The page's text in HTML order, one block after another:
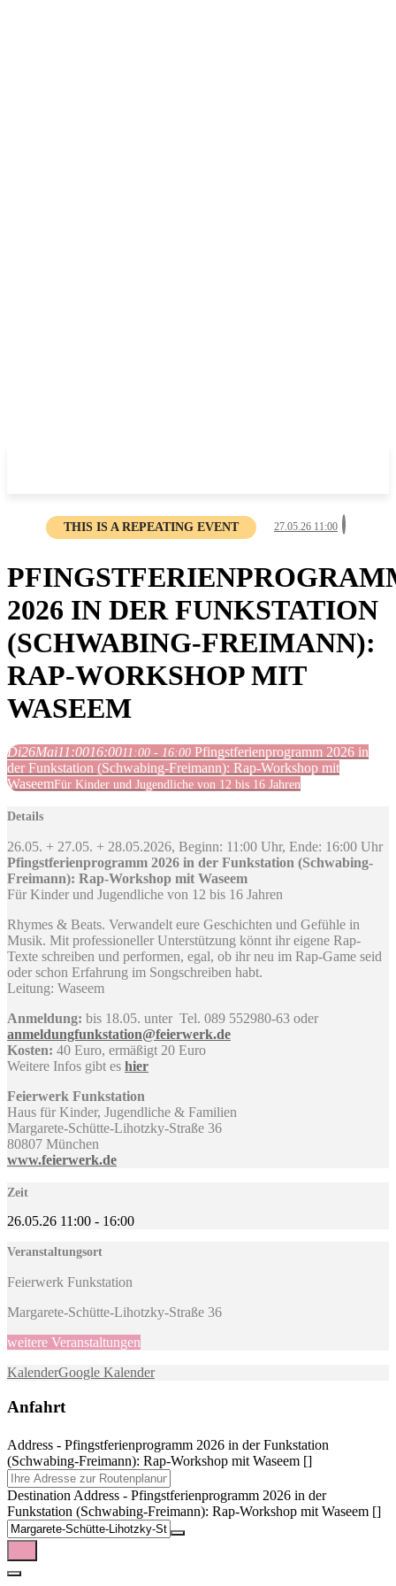
THIS IS A REPEATING EVENT 27.05.26 11:00
2026 IN DER FUNKSTATION
(SCHWABING-FREIMANN):
RAP-WORKSHOP MIT
WASEEM
Di26Mai11:0016:0011:00 - 16:00 Pfingstferienprogramm 2026 in
der Funkstation (Schwabing-Freimann): Rap-Workshop mit
WaseemFür Kinder und Jugendliche von 12 bis 16 Jahren
Details
26.05. + 27.05. + 28.05.2026, Beginn: 11:00 Uhr, Ende: 16:00 Uhr
Pfingstferienprogramm 2026 in der Funkstation (Schwabing-
Freimann): Rap-Workshop mit Waseem
Für Kinder und Jugendliche von 12 bis 16 Jahren
Rhymes & Beats. Verwandelt eure Geschichten und Gefühle in
Musik. Mit professioneller Unterstützung könnt ihr eigene Rap-
Texte schreiben und performen, egal, ob ihr neu im Rap-Game seid
oder schon Erfahrung im Songschreiben habt.
Leitung: Waseem
Anmeldung: bis 18.05. unter Tel. 089 552980-63 oder
anmeldungfunkstation@feierwerk.de
Kosten: 40 Euro, ermäßigt 20 Euro
Weitere Infos gibt es hier
Feierwerk Funkstation
Haus für Kinder, Jugendliche & Familien
Margarete-Schütte-Lihotzky-Straße 36
80807 München
www.feierwerk.de
Zeit
26.05.26 11:00 - 16:00
Veranstaltungsort
Feierwerk Funkstation
Margarete-Schütte-Lihotzky-Straße 36
weitere Veranstaltungen
KalenderGoogle Kalender
Anfahrt
Address - Pfingstferienprogramm 2026 in der Funkstation
(Schwabing-Freimann): Rap-Workshop mit Waseem []
Destination Address - Pfingstferienprogramm 2026 in der
Funkstation (Schwabing-Freimann): Rap-Workshop mit Waseem []